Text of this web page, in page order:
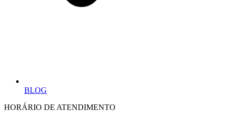
BLOG
HORÁRIO DE ATENDIMENTO